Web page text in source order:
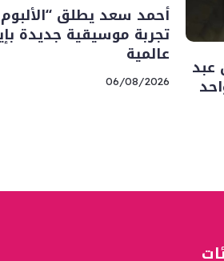
عبد
أحمد سعد يطلق “الألبوم
تجربة موسيقية جديدة
عالمية
06/08/2026